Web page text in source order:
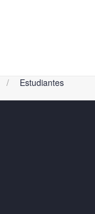
Estudiantes